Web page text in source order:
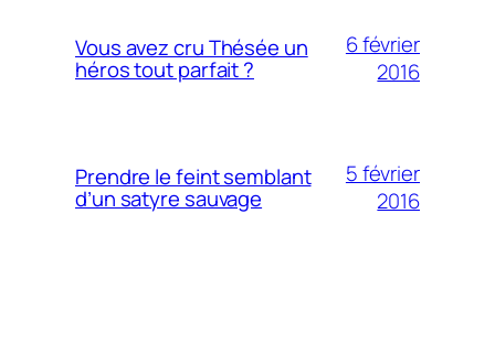
Vous avez cru Thésée un
héros tout parfait ?
6 février
2016
Prendre le feint semblant
d’un satyre sauvage
5 février
2016